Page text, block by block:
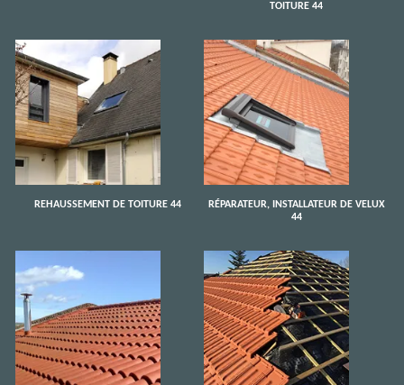
TOITURE 44
REHAUSSEMENT DE TOITURE 44
RÉPARATEUR, INSTALLATEUR DE VELUX
44